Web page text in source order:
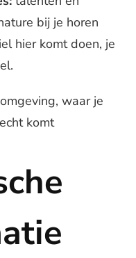
bij je horen
hier komt doen, je
waar je
komt